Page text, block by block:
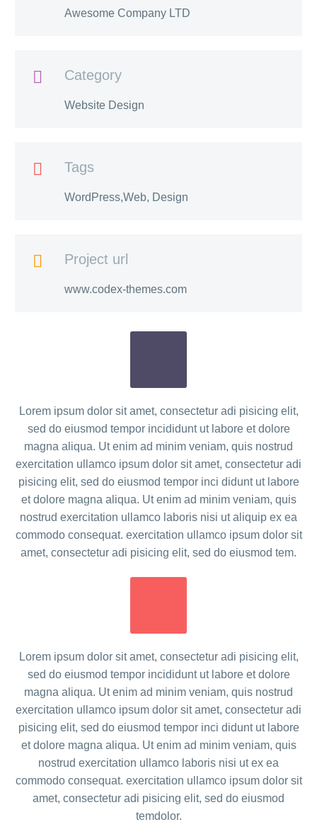
Awesome Company LTD
 Category
Website Design
 Tags
WordPress,Web, Design
 Project url
www.codex-themes.com
Lorem ipsum dolor sit amet, consectetur adi pisicing elit,
sed do eiusmod tempor incididunt ut labore et dolore
magna aliqua. Ut enim ad minim veniam, quis nostrud
exercitation ullamco ipsum dolor sit amet, consectetur adi
pisicing elit, sed do eiusmod tempor inci didunt ut labore
et dolore magna aliqua. Ut enim ad minim veniam, quis
nostrud exercitation ullamco laboris nisi ut aliquip ex ea
commodo consequat. exercitation ullamco ipsum dolor sit
amet, consectetur adi pisicing elit, sed do eiusmod tem.
Lorem ipsum dolor sit amet, consectetur adi pisicing elit,
sed do eiusmod tempor incididunt ut labore et dolore
magna aliqua. Ut enim ad minim veniam, quis nostrud
exercitation ullamco ipsum dolor sit amet, consectetur adi
pisicing elit, sed do eiusmod tempor inci didunt ut labore
et dolore magna aliqua. Ut enim ad minim veniam, quis
nostrud exercitation ullamco laboris nisi ut ex ea
commodo consequat. exercitation ullamco ipsum dolor sit
amet, consectetur adi pisicing elit, sed do eiusmod
temdolor.